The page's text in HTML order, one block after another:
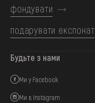
фондувати
подарувати експонат
Будьте з нами
Ми у Facebook
Ми в Instagram